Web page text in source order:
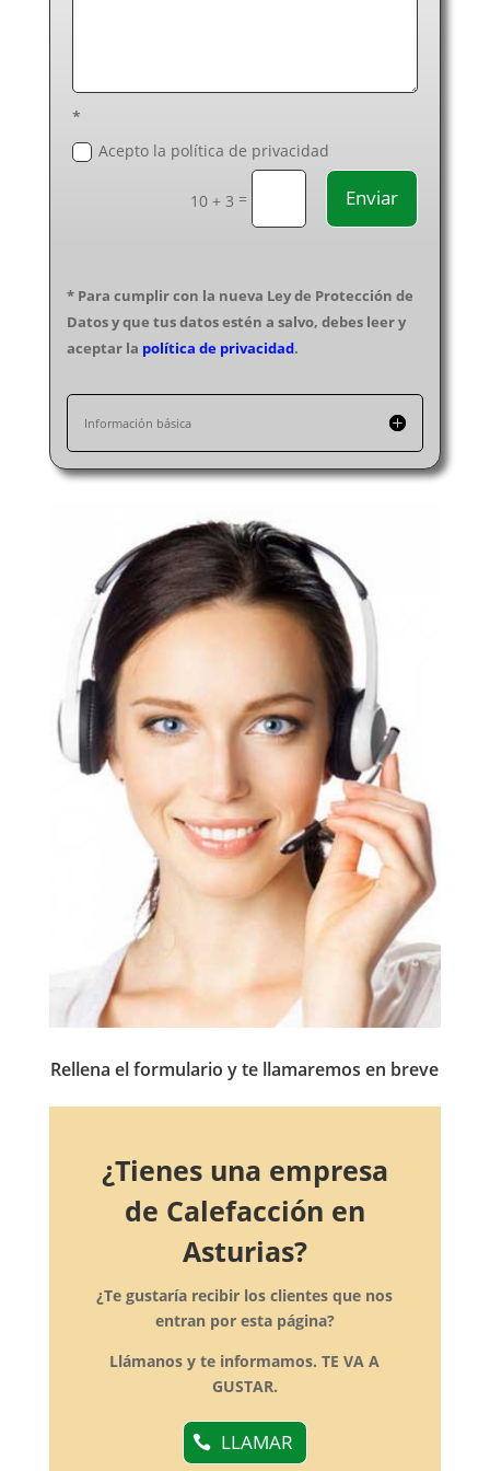
Calefacción en Palencia
Calefacción en Pontevedra
Calefacción en Salamanca
Calefacción en Santa Cruz de Tenerife
Calefacción en Segovia
Calefacción en Tarragona
Calefacción en Teruel
Calefacción en Toledo
Calefacción en Valladolid
Calefacción en Vizcaya
Calefacción en Zamora
Calefacción en Zaragoza
*
Acepto la política de privacidad
10 + 3 = Enviar
* Para cumplir con la nueva Ley de Protección de
Datos y que tus datos estén a salvo, debes leer y
aceptar la política de privacidad.
Información básica
Rellena el formulario y te llamaremos en breve
¿Tienes una empresa
de Calefacción en
Asturias?
¿Te gustaría recibir los clientes que nos
entran por esta página?
Llámanos y te informamos. TE VA A
GUSTAR.
LLAMAR